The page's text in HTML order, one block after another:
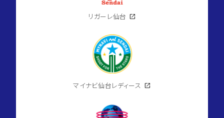
リガーレ仙台 open_in_new
マイナビ仙台レディース open_in_new